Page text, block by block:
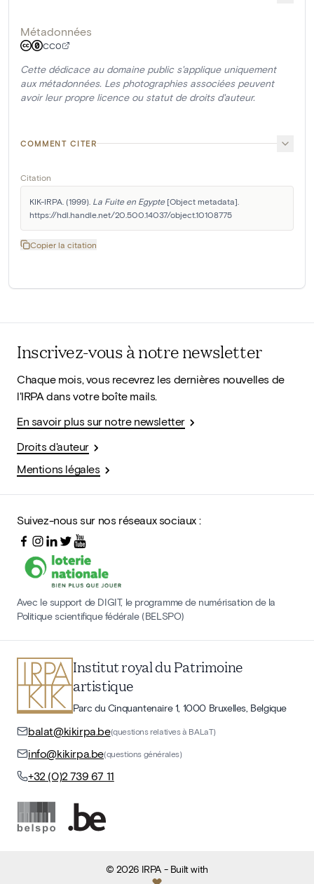
Métadonnées
CC0
Cette dédicace au domaine public s'applique uniquement
aux métadonnées. Les photographies associées peuvent
avoir leur propre licence ou statut de droits d'auteur.
COMMENT CITER
Citation
KIK-IRPA. (1999). La Fuite en Egypte [Object metadata].
https://hdl.handle.net/20.500.14037/object.10108775
Copier la citation
Inscrivez-vous à notre newsletter
Chaque mois, vous recevrez les dernières nouvelles de
l'IRPA dans votre boîte mails.
En savoir plus sur notre newsletter
Droits d'auteur
Mentions légales
Suivez-nous sur nos réseaux sociaux :
Avec le support de DIGIT, le programme de numérisation de la
Politique scientifique fédérale (BELSPO)
Institut royal du Patrimoine
artistique
Parc du Cinquantenaire 1, 1000 Bruxelles, Belgique
balat@kikirpa.be(questions relatives à BALaT)
info@kikirpa.be(questions générales)
+32 (0)2 739 67 11
©2026 IRPA- Built with